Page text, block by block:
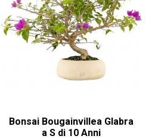
Bonsai Bougainvillea Glabra
a S di 10 Anni